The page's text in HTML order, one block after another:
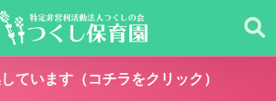
ています（コチラをクリック）